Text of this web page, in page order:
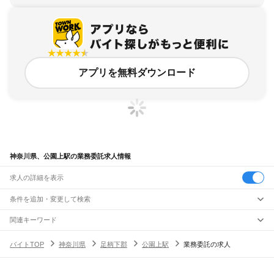
アプリを無料ダウンロード
神奈川県、公園上駅の業務委託求人情報
求人の詳細を表示
条件を追加・変更して検索
市区町村を追加・変更
神奈川県
すべて
駅を追加・変更
関連キーワード
バイトTOP
神奈川県 足柄下郡 公園上駅 業務委託の求人